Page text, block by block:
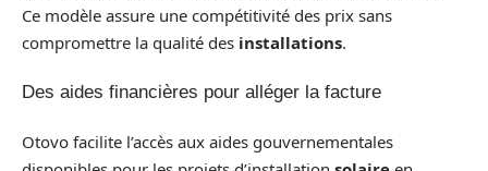
Ce modèle assure une compétitivité des prix sans
compromettre la qualité des installations.
Des aides financières pour alléger la facture
Otovo facilite l’accès aux aides gouvernementales